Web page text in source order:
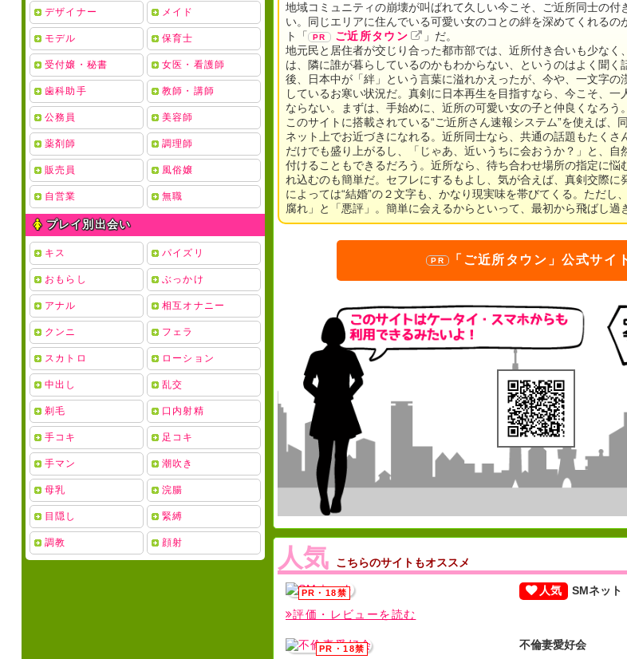
デザイナー メイド
モデル 保育士
受付嬢・秘書 女医・看護師
歯科助手 教師・講師
公務員 美容師
薬剤師 調理師
販売員 風俗嬢
自営業 無職
プレイ別出会い
キス パイズリ
おもらし ぶっかけ
アナル 相互オナニー
クンニ フェラ
スカトロ ローション
中出し 乱交
剃毛 口内射精
手コキ 足コキ
手マン 潮吹き
母乳 浣腸
目隠し 緊縛
調教 顔射
地域コミュニティの崩壊が叫ばれて久しい今こそ、ご近所同士の付
い。同じエリアに住んでいる可愛い女のコとの絆を深めてくれるの
ト「
ご近所タウン
」だ。
地元民と居住者が交じり合った都市部では、近所付き合いも少なく
は、隣に誰が暮らしているのかもわからない、というのはよく聞く
後、日本中が「絆」という言葉に溢れかえったが、今や、一文字の
しているお寒い状況だ。真剣に日本再生を目指すなら、今こそ、
ならない。まずは、手始めに、近所の可愛い女の子と仲良くなろう。
このサイトに搭載されている“ご近所さん速報システム”を使えば、
ネット上でお近づきになれる。近所同士なら、共通の話題もたくさ
だけでも盛り上がるし、「じゃあ、近いうちに会おうか？」と、自
付けることもできるだろう。近所なら、待ち合わせ場所の指定に悩
れ込むのも簡単だ。セフレにするもよし、気が合えば、真剣交際に
によっては“結婚”の２文字も、かなり現実味を帯びてくる。ただし
腐れ」と「悪評」。簡単に会えるからといって、最初から飛ばし過
「ご近所タウン」公式サイ
人気 こちらのサイトもオススメ
人気
SMネット
評価・レビューを読む
不倫妻愛好会